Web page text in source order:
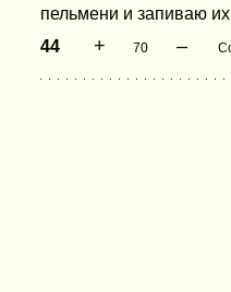
пельмени и запиваю
44
+ 70 –